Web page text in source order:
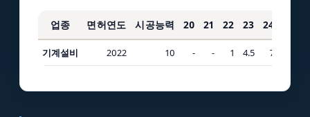
업종 면허연도 시공능력 20 21 22 23 24
기계설비 2022 10 - - 1 4.5 7